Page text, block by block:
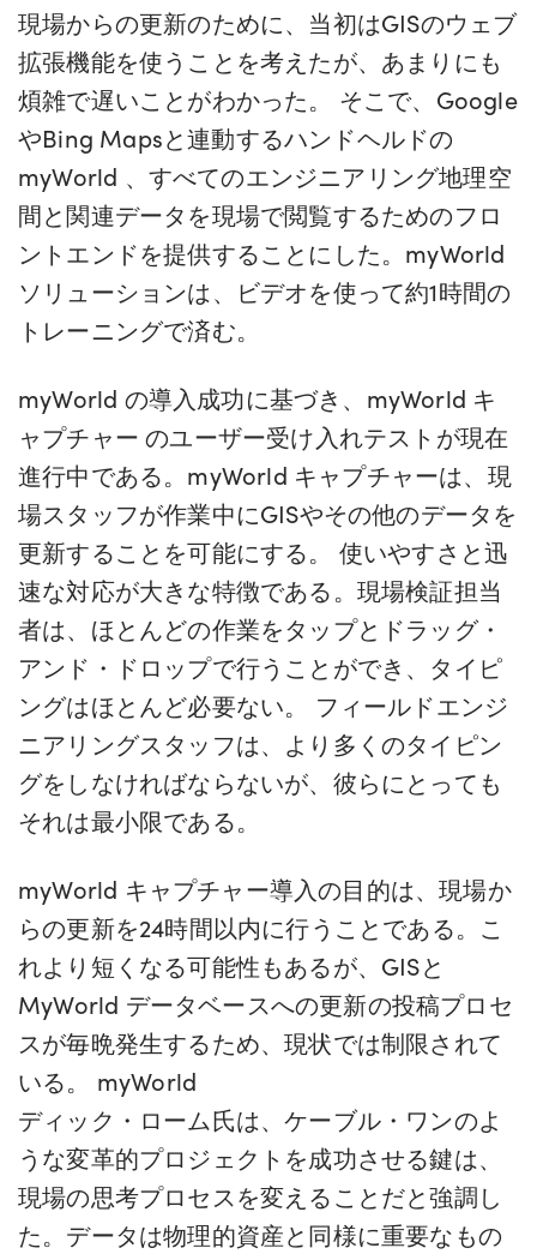
現場からの更新のために、当初はGISのウェブ
拡張機能を使うことを考えたが、あまりにも
煩雑で遅いことがわかった。 そこで、Google
やBing Mapsと連動するハンドヘルドの
myWorld 、すべてのエンジニアリング地理空
間と関連データを現場で閲覧するためのフロ
ントエンドを提供することにした。myWorld
ソリューションは、ビデオを使って約1時間の
トレーニングで済む。
myWorld の導入成功に基づき、myWorld キ
ャプチャー のユーザー受け入れテストが現在
進行中である。myWorld キャプチャーは、現
場スタッフが作業中にGISやその他のデータを
更新することを可能にする。 使いやすさと迅
速な対応が大きな特徴である。現場検証担当
者は、ほとんどの作業をタップとドラッグ・
アンド・ドロップで行うことができ、タイピ
ングはほとんど必要ない。 フィールドエンジ
ニアリングスタッフは、より多くのタイピン
グをしなければならないが、彼らにとっても
それは最小限である。
myWorld キャプチャー導入の目的は、現場か
らの更新を24時間以内に行うことである。こ
れより短くなる可能性もあるが、GISと
MyWorld データベースへの更新の投稿プロセ
スが毎晩発生するため、現状では制限されて
いる。 myWorld
ディック・ローム氏は、ケーブル・ワンのよ
うな変革的プロジェクトを成功させる鍵は、
現場の思考プロセスを変えることだと強調し
た。データは物理的資産と同様に重要なもの